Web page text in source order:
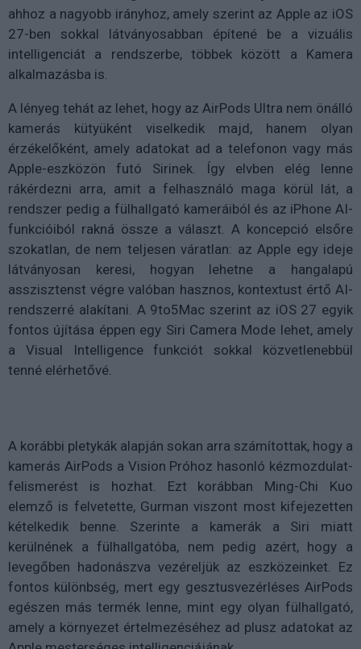
ahhoz a nagyobb irányhoz, amely szerint az Apple az iOS
27-ben sokkal látványosabban építené be a vizuális
intelligenciát a rendszerbe, többek között a Kamera
alkalmazásba is.
A lényeg tehát az lehet, hogy az AirPods Ultra nem önálló
kamerás kütyüként viselkedik majd, hanem olyan
érzékelőként, amely adatokat ad a telefonon vagy más
Apple-eszközön futó Sirinek. Így elvben elég lenne
rákérdezni arra, amit a felhasználó maga körül lát, a
rendszer pedig a fülhallgató kameráiból és az iPhone AI-
funkcióiból rakná össze a választ. A koncepció elsőre
szokatlan, de nem teljesen váratlan: az Apple egy ideje
látványosan keresi, hogyan lehetne a hangalapú
asszisztenst végre valóban hasznos, kontextust értő AI-
rendszerré alakítani. A 9to5Mac szerint az iOS 27 egyik
fontos újítása éppen egy Siri Camera Mode lehet, amely
a Visual Intelligence funkciót sokkal közvetlenebbül
tenné elérhetővé.
A korábbi pletykák alapján sokan arra számítottak, hogy a
kamerás AirPods a Vision Próhoz hasonló kézmozdulat-
felismerést is hozhat. Ezt korábban Ming-Chi Kuo
elemző is felvetette, Gurman viszont most kifejezetten
kételkedik benne. Szerinte a kamerák a Siri miatt
kerülnének a fülhallgatóba, nem pedig azért, hogy a
levegőben hadonászva vezéreljük az eszközeinket. Ez
fontos különbség, mert egy gesztusvezérléses AirPods
egészen más termék lenne, mint egy olyan fülhallgató,
amely a környezet értelmezéséhez ad plusz adatokat az